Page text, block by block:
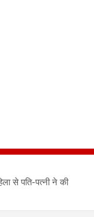
से पति-पत्नी ने की